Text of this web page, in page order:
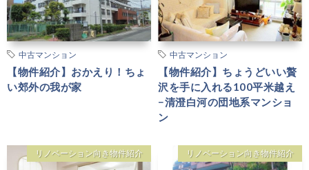
中古マンション
【物件紹介】おかえり！ちょ
い郊外の我が家
中古マンション
【物件紹介】ちょうどいい贅
沢を手に入れる100平米越え
−清澄白河の団地系マンショ
ン
リノベーション向き物件紹介 リノベーション向き物件紹介